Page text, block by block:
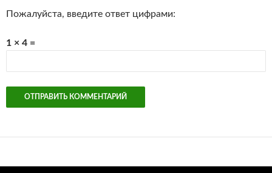
Пожалуйста, введите ответ цифрами:
1 × 4 =